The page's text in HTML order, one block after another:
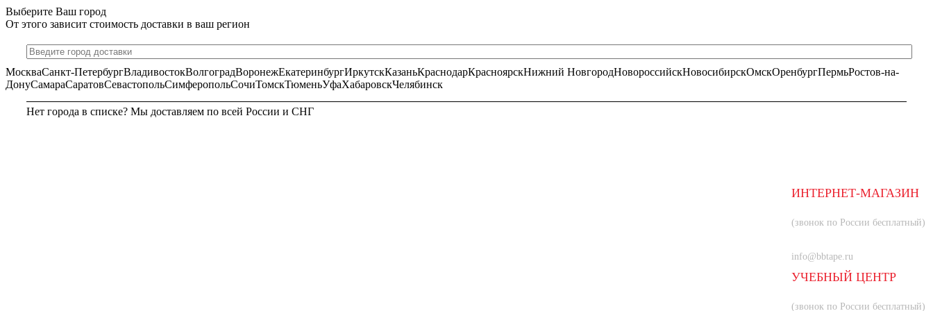
Выберите Ваш город
От этого зависит стоимость доставки в ваш регион
МоскваСанкт-ПетербургВладивостокВолгоградВоронежЕкатеринбургИркутскКазаньКраснодарКрасноярскНижний НовгородНовороссийскНовосибирскОмскОренбургПермьРостов-на-
ДонуСамараСаратовСевастопольСимферопольСочиТомскТюменьУфаХабаровскЧелябинск
Нет города в списке? Мы доставляем по всей России и СНГ
ИНТЕРНЕТ-МАГАЗИН
(звонок по России бесплатный)
info@bbtape.ru
УЧЕБНЫЙ ЦЕНТР
(звонок по России бесплатный)